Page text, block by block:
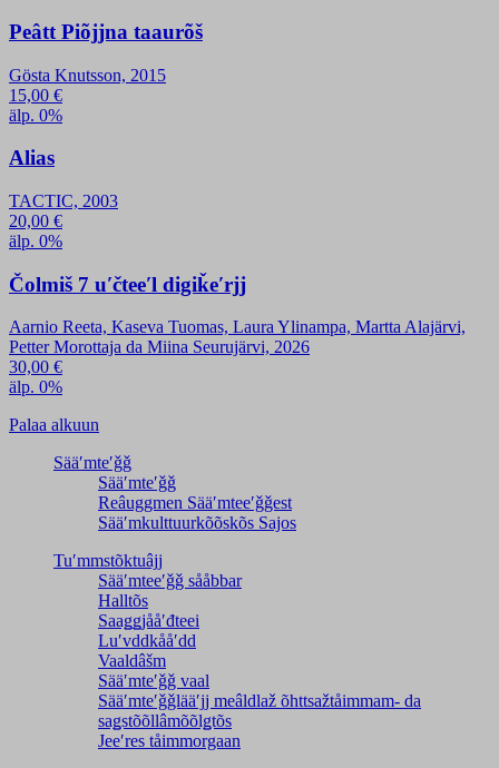
Peâtt Piõjjna taaurõš
Gösta Knutsson, 2015
15,00 €
älp. 0%
Alias
TACTIC, 2003
20,00 €
älp. 0%
Čolmiš 7 uʹčteeʹl digiǩeʹrjj
Aarnio Reeta, Kaseva Tuomas, Laura Ylinampa, Martta Alajärvi,
Petter Morottaja da Miina Seurujärvi, 2026
30,00 €
älp. 0%
Palaa alkuun
Sääʹmteʹǧǧ
Sääʹmteʹǧǧ
Reâuggmen Sääʹmteeʹǧǧest
Sääʹmkulttuurkõõskõs Sajos
Tuʹmmstõktuâjj
Sääʹmteeʹǧǧ sååbbar
Halltõs
Saaǥǥjååʹđteei
Luʹvddkååʹdd
Vaaldâšm
Sääʹmteʹǧǧ vaal
Sääʹmteʹǧǧlääʹjj meâldlaž õhttsažtåimmam- da
saǥstõõllâmõõlǥtõs
Jeeʹres tåimmorgaan